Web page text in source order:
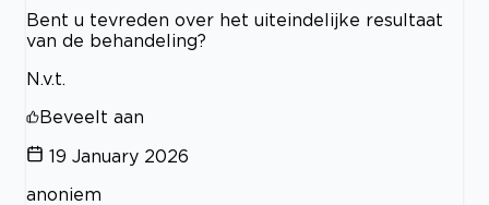
Bent u tevreden over het uiteindelijke resultaat
van de behandeling?
N.v.t.
Beveelt aan
19 January 2026
anoniem